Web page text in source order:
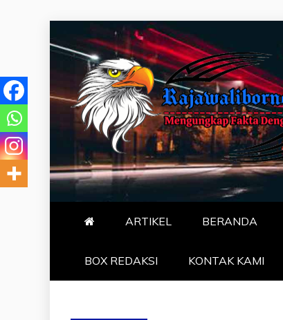
to
content
"NO JUSTICE NO VIRAL"
ARTIKEL BERANDA
BOX REDAKSI KONTAK KAMI